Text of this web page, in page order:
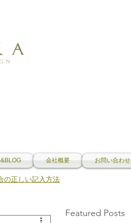
会社概要 お問い合わせ
の正しい記入方法
Featured Posts